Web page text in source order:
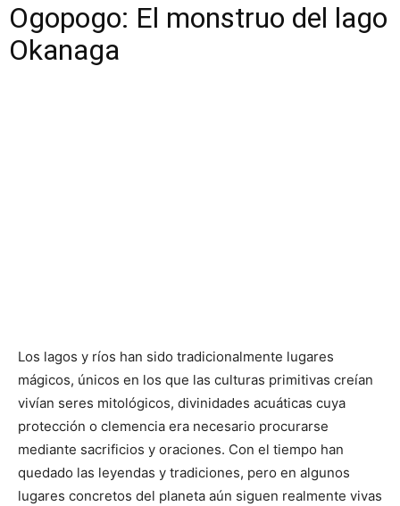
Ogopogo: El monstruo del lago
Okanaga
Los lagos y ríos han sido tradicionalmente lugares
mágicos, únicos en los que las culturas primitivas creían
vivían seres mitológicos, divinidades acuáticas cuya
protección o clemencia era necesario procurarse
mediante sacrificios y oraciones. Con el tiempo han
quedado las leyendas y tradiciones, pero en algunos
lugares concretos del planeta aún siguen realmente vivas